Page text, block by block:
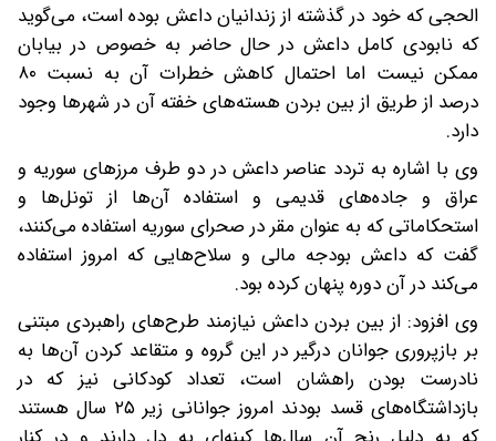
الحجی که خود در گذشته از زندانیان داعش بوده است، می‌گوید
که نابودی کامل داعش در حال حاضر به خصوص در بیابان
ممکن نیست اما احتمال کاهش خطرات آن به نسبت ۸۰
درصد از طریق از بین بردن هسته‌های خفته آن در شهرها وجود
دارد.
وی با اشاره به تردد عناصر داعش در دو طرف مرزهای سوریه و
عراق و جاده‌های قدیمی و استفاده آن‌ها از تونل‌ها و
استحکاماتی که به عنوان مقر در صحرای سوریه استفاده می‌کنند،
گفت که داعش بودجه مالی و سلاح‌هایی که امروز استفاده
می‌کند در آن دوره پنهان کرده بود.
وی افزود: از بین بردن داعش نیازمند طرح‌های راهبردی مبتنی
بر بازپروری جوانان درگیر در این گروه و متقاعد کردن آن‌ها به
نادرست بودن راهشان است، تعداد کودکانی نیز که در
بازداشتگاه‌های قسد بودند امروز جوانانی زیر ۲۵ سال هستند